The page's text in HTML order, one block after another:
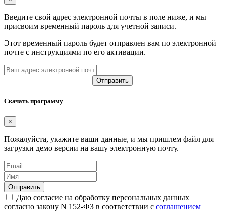
Введите свой адрес электронной почты в поле ниже, и мы
присвоим временный пароль для учетной записи.
Этот временный пароль будет отправлен вам по электронной
почте с инструкциями по его активации.
Скачать программу
×
Пожалуйста, укажите ваши данные, и мы пришлем файл для
загрузки демо версии на вашу электронную почту.
Даю согласие на обработку персональных данных
согласно закону N 152-ФЗ в соответствии с соглашением